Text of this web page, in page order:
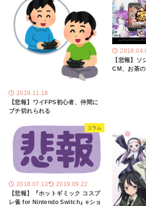
2019.11.18
【悲報】ワイFPS初心者、仲間に
ブチ切れられる
【悲報】
CM、お茶
コラム
2018.07.13 2019.09.22
【悲報】『ホットギミック コスプ
レ雀 for Nintendo Switch』eショ